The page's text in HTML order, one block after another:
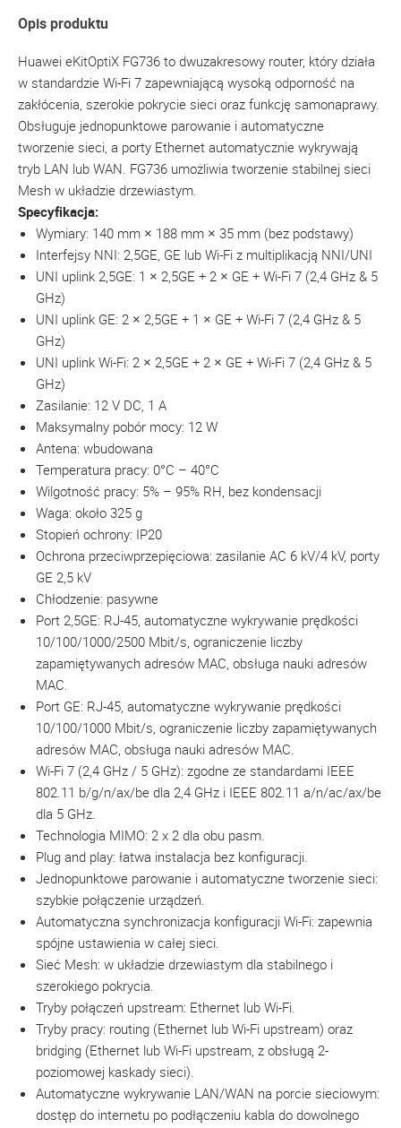
Opis produktu
Huawei eKitOptiX FG736 to dwuzakresowy router, który działa
w standardzie Wi-Fi 7 zapewniającą wysoką odporność na
zakłócenia, szerokie pokrycie sieci oraz funkcję samonaprawy.
Obsługuje jednopunktowe parowanie i automatyczne
tworzenie sieci, a porty Ethernet automatycznie wykrywają
tryb LAN lub WAN. FG736 umożliwia tworzenie stabilnej sieci
Mesh w układzie drzewiastym.
Specyfikacja:
Wymiary: 140 mm × 188 mm × 35 mm (bez podstawy)
Interfejsy NNI: 2,5GE, GE lub Wi-Fi z multiplikacją NNI/UNI
UNI uplink 2,5GE: 1 × 2,5GE + 2 × GE + Wi-Fi 7 (2,4 GHz & 5
GHz)
UNI uplink GE: 2 × 2,5GE + 1 × GE + Wi-Fi 7 (2,4 GHz & 5
GHz)
UNI uplink Wi-Fi: 2 × 2,5GE + 2 × GE + Wi-Fi 7 (2,4 GHz & 5
GHz)
Zasilanie: 12 V DC, 1 A
Maksymalny pobór mocy: 12 W
Antena: wbudowana
Temperatura pracy: 0°C – 40°C
Wilgotność pracy: 5% – 95% RH, bez kondensacji
Waga: około 325 g
Stopień ochrony: IP20
Ochrona przeciwprzepięciowa: zasilanie AC 6 kV/4 kV, porty
GE 2,5 kV
Chłodzenie: pasywne
Port 2,5GE: RJ-45, automatyczne wykrywanie prędkości
10/100/1000/2500 Mbit/s, ograniczenie liczby
zapamiętywanych adresów MAC, obsługa nauki adresów
MAC.
Port GE: RJ-45, automatyczne wykrywanie prędkości
10/100/1000 Mbit/s, ograniczenie liczby zapamiętywanych
adresów MAC, obsługa nauki adresów MAC.
Wi-Fi 7 (2,4 GHz / 5 GHz): zgodne ze standardami IEEE
802.11 b/g/n/ax/be dla 2,4 GHz i IEEE 802.11 a/n/ac/ax/be
dla 5 GHz.
Technologia MIMO: 2 x 2 dla obu pasm.
Plug and play: łatwa instalacja bez konfiguracji.
Jednopunktowe parowanie i automatyczne tworzenie sieci:
szybkie połączenie urządzeń.
Automatyczna synchronizacja konfiguracji Wi-Fi: zapewnia
spójne ustawienia w całej sieci.
Sieć Mesh: w układzie drzewiastym dla stabilnego i
szerokiego pokrycia.
Tryby połączeń upstream: Ethernet lub Wi-Fi.
Tryby pracy: routing (Ethernet lub Wi-Fi upstream) oraz
bridging (Ethernet lub Wi-Fi upstream, z obsługą 2-
poziomowej kaskady sieci).
Automatyczne wykrywanie LAN/WAN na porcie sieciowym:
dostęp do internetu po podłączeniu kabla do dowolnego